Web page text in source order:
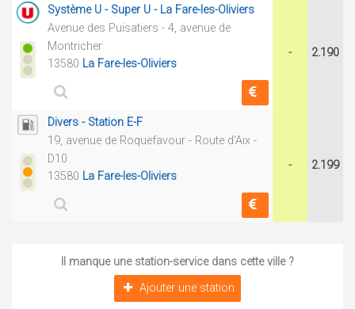
Système U - Super U - La Fare-les-Oliviers
Avenue des Puisatiers - 4, avenue de
Montricher
13580 La Fare-les-Oliviers
- 2.190
Divers - Station E-F
19, avenue de Roquefavour - Route d'Aix -
D10
13580 La Fare-les-Oliviers
- 2.199
Il manque une station-service dans cette ville ?
Ajouter une station